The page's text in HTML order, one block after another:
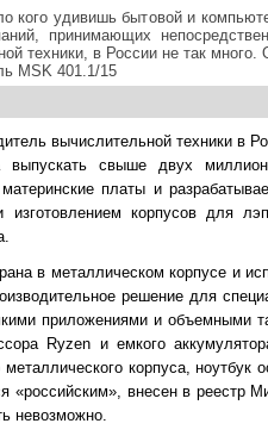
кого удивишь бытовой и
принимающих
техники, в России не так
MSK 401.1/15
вычислительной техники в
свыше двух
платы и
изготовлением корпусов для
в металлическом корпусе и
решение для
приложениями и объемными
Ryzen и емкого
корпуса,
«российским», внесен в реестр
невозможно.